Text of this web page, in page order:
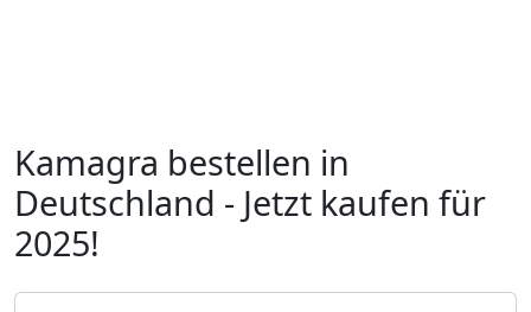
Kamagra bestellen in
Deutschland - Jetzt kaufen für
2025!